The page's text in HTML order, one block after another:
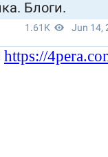
https://